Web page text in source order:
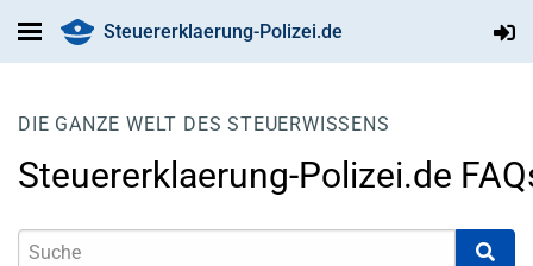
Steuererklaerung-Polizei.de
DIE GANZE WELT DES STEUERWISSENS
Steuererklaerung-Polizei.de